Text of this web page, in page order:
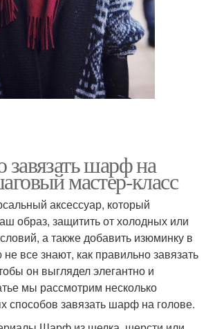
завязать шарф на
мастер-класс
аксессуар, который
образ, защитить от холодных или
а также добавить изюминку в
все знают, как правильно завязать
он выглядел элегантно и
мы рассмотрим несколько
способов завязать шарф на голове.